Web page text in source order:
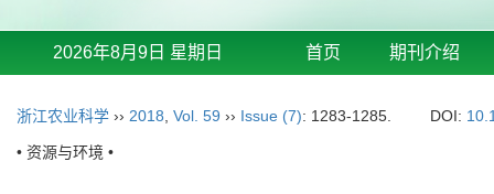
2026年8月9日 星期日 首页 期刊介绍
浙江农业科学 ›› 2018 Vol. 59 ›› Issue (7): 1283-1285. DOI:
• 资源与环境 •